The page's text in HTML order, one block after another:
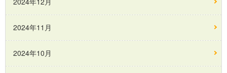
2024年11月
2024年10月